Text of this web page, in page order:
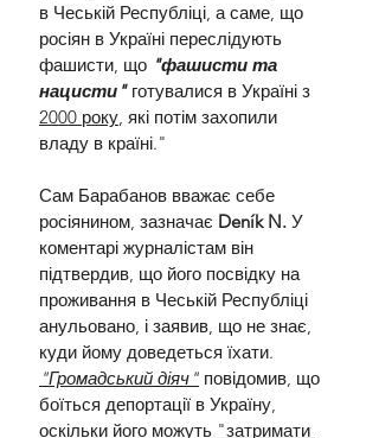
в Чеській Республіці, а саме, що
росіян в Україні переслідують
фашисти, що "фашисти та
нацисти" готувалися в Україні з
2000 року, які потім захопили
владу в країні."
Сам Барабанов вважає себе
росіянином, зазначає Deník N. У
коментарі журналістам він
підтвердив, що його посвідку на
проживання в Чеській Республіці
анульовано, і заявив, що не знає,
куди йому доведеться їхати.
"Громадський діяч" повідомив, що
боїться депортації в Україну,
оскільки його можуть "затримати